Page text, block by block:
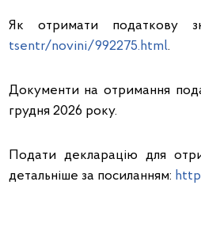
Як отримати податкову
tsentr/novini/992275.html.
Документи на отримання
грудня 2026 року.
Подати декларацію для
детальніше за посиланням: